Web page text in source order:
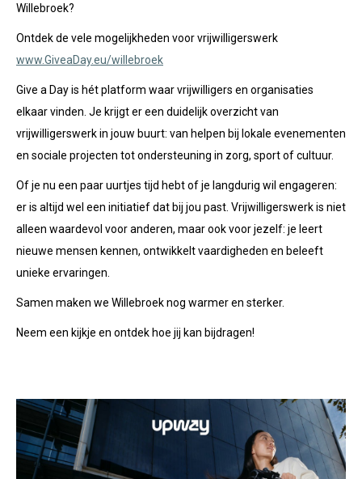
Willebroek?
Ontdek de vele mogelijkheden voor vrijwilligerswerk
www.GiveaDay.eu/willebroek
Give a Day is hét platform waar vrijwilligers en organisaties
elkaar vinden. Je krijgt er een duidelijk overzicht van
vrijwilligerswerk in jouw buurt: van helpen bij lokale evenementen
en sociale projecten tot ondersteuning in zorg, sport of cultuur.
Of je nu een paar uurtjes tijd hebt of je langdurig wil engageren:
er is altijd wel een initiatief dat bij jou past. Vrijwilligerswerk is niet
alleen waardevol voor anderen, maar ook voor jezelf: je leert
nieuwe mensen kennen, ontwikkelt vaardigheden en beleeft
unieke ervaringen.
Samen maken we Willebroek nog warmer en sterker.
Neem een kijkje en ontdek hoe jij kan bijdragen!